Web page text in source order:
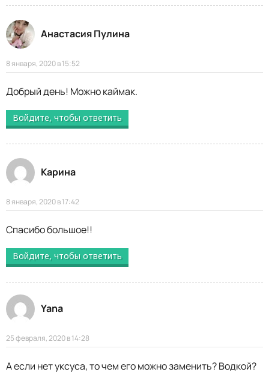
Анастасия Пулина
8 января, 2020 в 15:52
Добрый день! Можно каймак.
Войдите, чтобы ответить
Карина
8 января, 2020 в 17:42
Спасибо большое!!
Войдите, чтобы ответить
Yana
25 февраля, 2020 в 14:28
А если нет уксуса, то чем его можно заменить? Водкой?